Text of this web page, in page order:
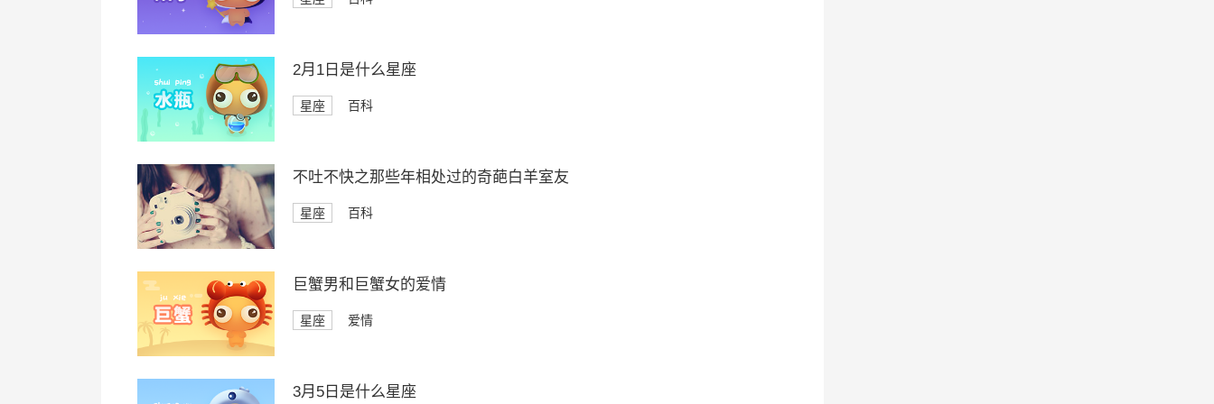
2月1日是什么星座
星座 百科
不吐不快之那些年相处过的奇葩白羊室友
星座 百科
巨蟹男和巨蟹女的爱情
星座 爱情
3月5日是什么星座